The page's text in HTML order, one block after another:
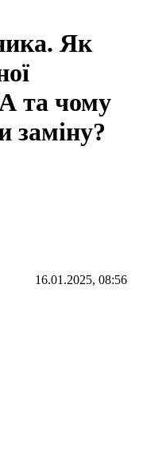
Як
та чому
заміну?
16.01.2025, 08:56